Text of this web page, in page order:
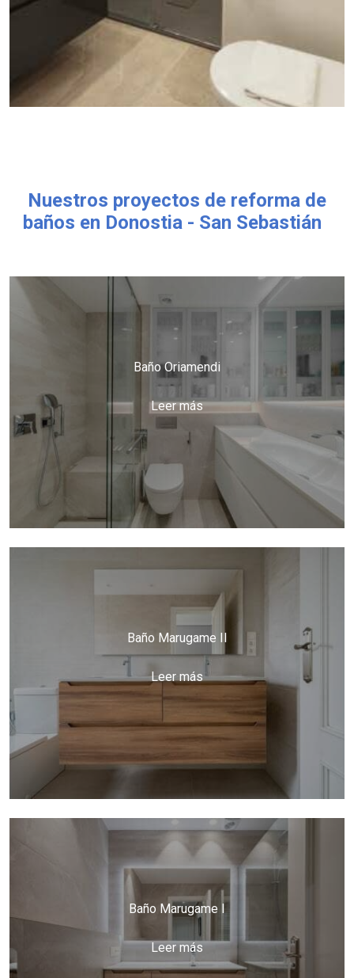
Nuestros proyectos de reforma de
baños en Donostia - San Sebastián
Baño Oriamendi
Leer más
Baño Marugame II
Leer más
Baño Marugame I
Leer más